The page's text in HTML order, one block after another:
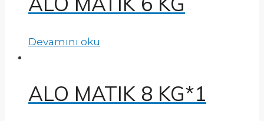
Devamını oku
ALO MATIK 8 KG*1